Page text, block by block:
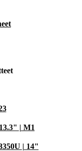
| M1
| 14"